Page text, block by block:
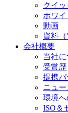
クイ
ホワ
動画
資料（
会社概要
当社
受賞歴
提携
ニュー
環境
ISO＆